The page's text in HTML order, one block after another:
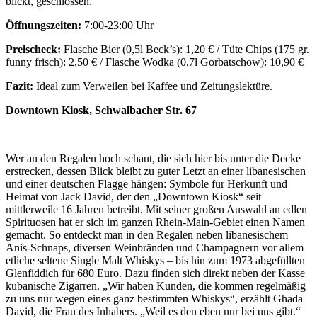
Öffnungszeiten: 7:00-23:00 Uhr
Preischeck: Flasche Bier (0,5l Beck’s): 1,20 € / Tüte Chips (175 gr.
funny frisch): 2,50 € / Flasche Wodka (0,7l Gorbatschow): 10,90 €
Fazit: Ideal zum Verweilen bei Kaffee und Zeitungslektüre.
Downtown Kiosk, Schwalbacher Str. 67
Wer an den Regalen hoch schaut, die sich hier bis unter die Decke
erstrecken, dessen Blick bleibt zu guter Letzt an einer libanesischen
und einer deutschen Flagge hängen: Symbole für Herkunft und
Heimat von Jack David, der den „Downtown Kiosk“ seit
mittlerweile 16 Jahren betreibt. Mit seiner großen Auswahl an edlen
Spirituosen hat er sich im ganzen Rhein-Main-Gebiet einen Namen
gemacht. So entdeckt man in den Regalen neben libanesischem
Anis-Schnaps, diversen Weinbränden und Champagnern vor allem
etliche seltene Single Malt Whiskys – bis hin zum 1973 abgefüllten
Glenfiddich für 680 Euro. Dazu finden sich direkt neben der Kasse
kubanische Zigarren. „Wir haben Kunden, die kommen regelmäßig
zu uns nur wegen eines ganz bestimmten Whiskys“, erzählt Ghada
David, die Frau des Inhabers. „Weil es den eben nur bei uns gibt.“